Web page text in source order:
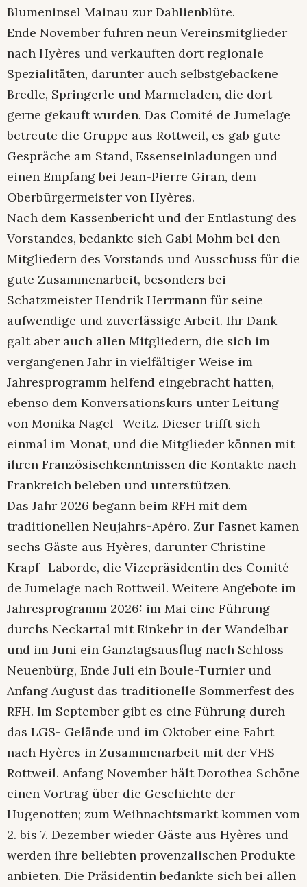
Blumeninsel Mainau zur Dahlienblüte.
Ende November fuhren neun Vereinsmitglieder
nach Hyères und verkauften dort regionale
Spezialitäten, darunter auch selbstgebackene
Bredle, Springerle und Marmeladen, die dort
gerne gekauft wurden. Das Comité de Jumelage
betreute die Gruppe aus Rottweil, es gab gute
Gespräche am Stand, Essenseinladungen und
einen Empfang bei Jean-Pierre Giran, dem
Oberbürgermeister von Hyères.
Nach dem Kassenbericht und der Entlastung des
Vorstandes, bedankte sich Gabi Mohm bei den
Mitgliedern des Vorstands und Ausschuss für die
gute Zusammenarbeit, besonders bei
Schatzmeister Hendrik Herrmann für seine
aufwendige und zuverlässige Arbeit. Ihr Dank
galt aber auch allen Mitgliedern, die sich im
vergangenen Jahr in vielfältiger Weise im
Jahresprogramm helfend eingebracht hatten,
ebenso dem Konversationskurs unter Leitung
von Monika Nagel- Weitz. Dieser trifft sich
einmal im Monat, und die Mitglieder können mit
ihren Französischkenntnissen die Kontakte nach
Frankreich beleben und unterstützen.
Das Jahr 2026 begann beim RFH mit dem
traditionellen Neujahrs-Apéro. Zur Fasnet kamen
sechs Gäste aus Hyères, darunter Christine
Krapf- Laborde, die Vizepräsidentin des Comité
de Jumelage nach Rottweil. Weitere Angebote im
Jahresprogramm 2026: im Mai eine Führung
durchs Neckartal mit Einkehr in der Wandelbar
und im Juni ein Ganztagsausflug nach Schloss
Neuenbürg, Ende Juli ein Boule-Turnier und
Anfang August das traditionelle Sommerfest des
RFH. Im September gibt es eine Führung durch
das LGS- Gelände und im Oktober eine Fahrt
nach Hyères in Zusammenarbeit mit der VHS
Rottweil. Anfang November hält Dorothea Schöne
einen Vortrag über die Geschichte der
Hugenotten; zum Weihnachtsmarkt kommen vom
2. bis 7. Dezember wieder Gäste aus Hyères und
werden ihre beliebten provenzalischen Produkte
anbieten. Die Präsidentin bedankte sich bei allen